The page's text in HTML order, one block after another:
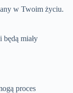
w Twoim życiu.
miały
proces